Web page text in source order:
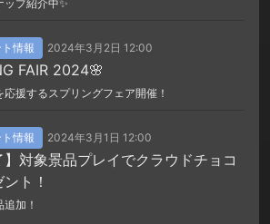
ップ紹介中✨
情報 2024年3月2日 12:00
FAIR 2024🌸
応援するスプリングフェア開催！
情報 2024年3月1日 12:00
】対象景品プレイでクラウドチョコ
ト！
加！